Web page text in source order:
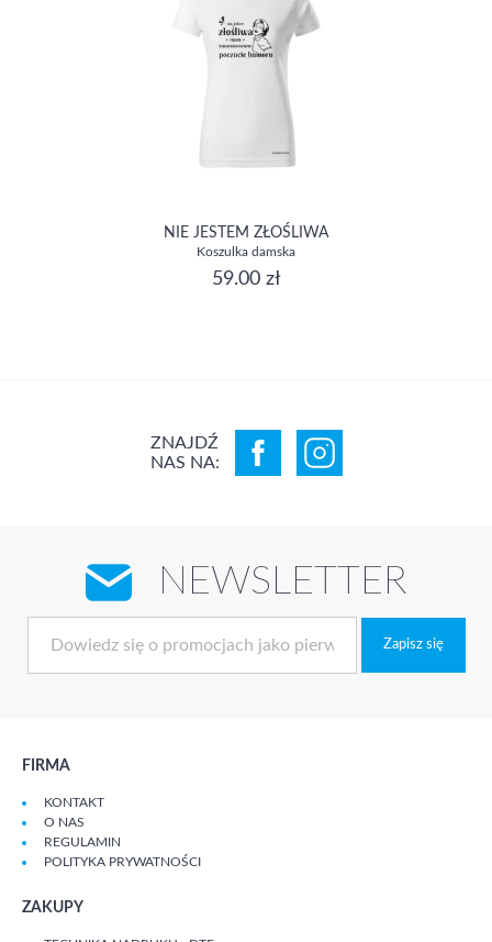
NIE JESTEM ZŁOŚLIWA
Koszulka damska
59.00 zł
ZNAJDŹ
NAS NA:
NEWSLETTER
Zapisz się
FIRMA
KONTAKT
O NAS
REGULAMIN
POLITYKA PRYWATNOŚCI
ZAKUPY